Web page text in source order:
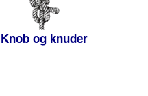
Knob og knuder